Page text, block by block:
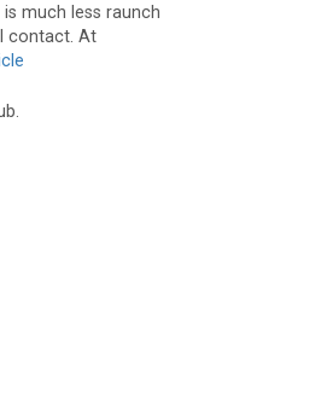
much less raunch
contact. At